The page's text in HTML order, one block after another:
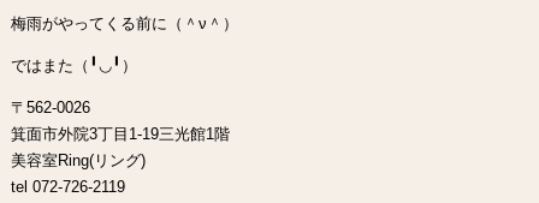
梅雨がやってくる前に（＾ν＾）
ではまた（╹◡╹）
〒562-0026
箕面市外院3丁目1-19三光館1階
美容室Ring(リング)
tel 072-726-2119